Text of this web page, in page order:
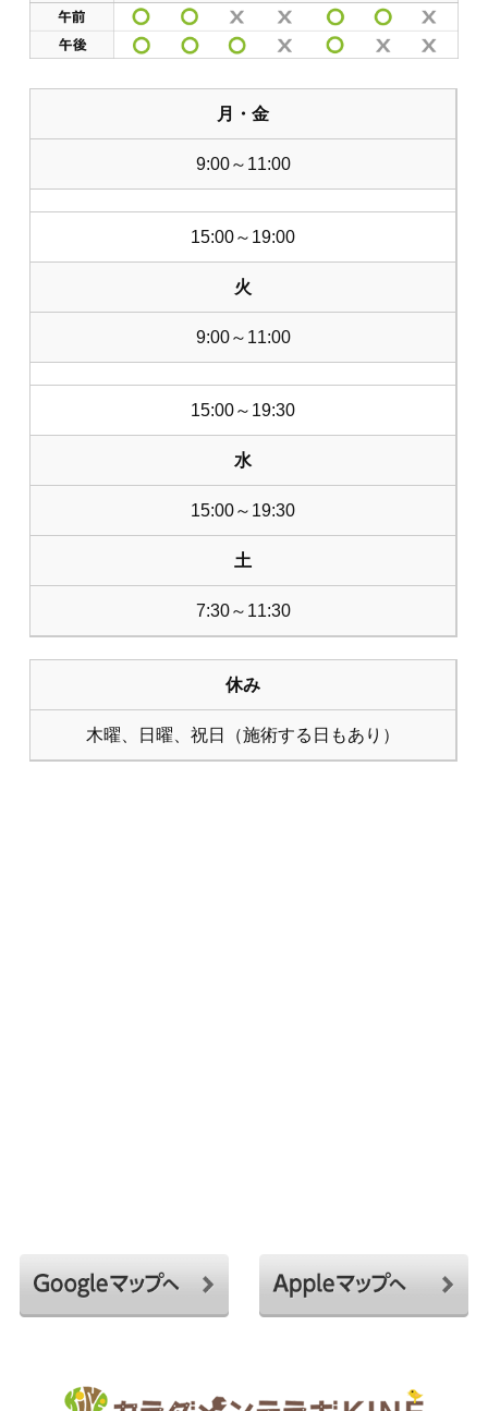
月・金
9:00～11:00
15:00～19:00
火
9:00～11:00
15:00～19:30
水
15:00～19:30
土
7:30～11:30
休み
木曜、日曜、祝日（施術する日もあり）